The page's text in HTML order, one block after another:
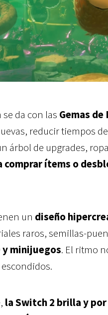
da con las Gemas
reducir tiempos
árbol de upgrades,
comprar ítems o
un diseño
raros, semillas-
y minijuegos. El ritmo
la Switch 2 brilla y